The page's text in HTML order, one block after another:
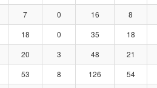
7 0 16 8
18 0 35 18
20 3 48 21
53 8 126 54